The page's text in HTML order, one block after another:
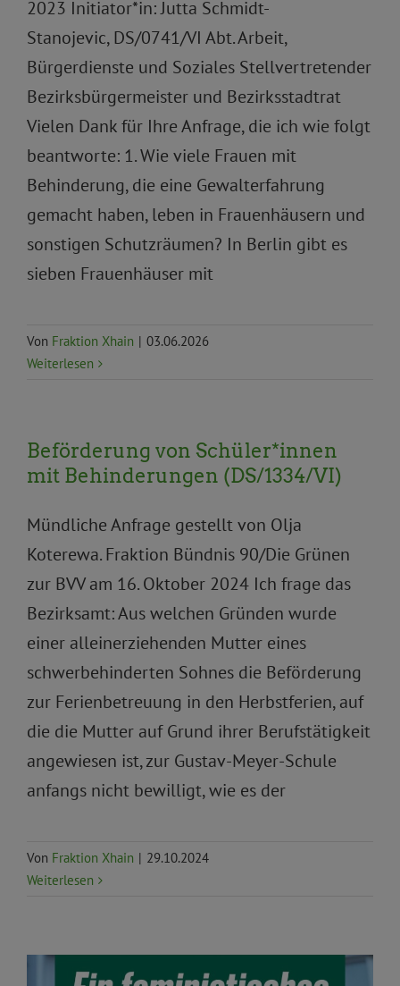
2023 Initiator*in: Jutta Schmidt-
Stanojevic, DS/0741/VI Abt. Arbeit,
Bürgerdienste und Soziales Stellvertretender
Bezirksbürgermeister und Bezirksstadtrat
Vielen Dank für Ihre Anfrage, die ich wie folgt
beantworte: 1. Wie viele Frauen mit
Behinderung, die eine Gewalterfahrung
gemacht haben, leben in Frauenhäusern und
sonstigen Schutzräumen? In Berlin gibt es
sieben Frauenhäuser mit
Von Fraktion Xhain | 03.06.2026
Weiterlesen
Beförderung von Schüler*innen
mit Behinderungen (DS/1334/VI)
Mündliche Anfrage gestellt von Olja
Koterewa. Fraktion Bündnis 90/Die Grünen
zur BVV am 16. Oktober 2024 Ich frage das
Bezirksamt: Aus welchen Gründen wurde
einer alleinerziehenden Mutter eines
schwerbehinderten Sohnes die Beförderung
zur Ferienbetreuung in den Herbstferien, auf
die die Mutter auf Grund ihrer Berufstätigkeit
angewiesen ist, zur Gustav-Meyer-Schule
anfangs nicht bewilligt, wie es der
Von Fraktion Xhain | 29.10.2024
Weiterlesen